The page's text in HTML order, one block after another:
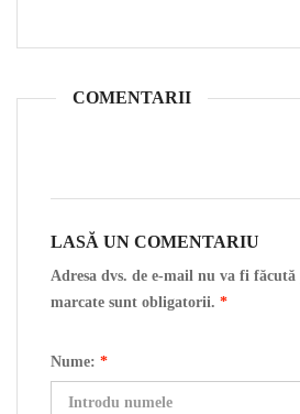
COMENTARII
LASĂ UN COMENTARIU
Adresa dvs. de e-mail nu va fi
marcate sunt obligatorii. *
Nume: *